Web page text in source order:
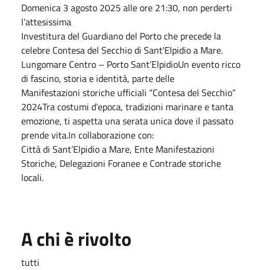
Domenica 3 agosto 2025 alle ore 21:30, non perderti
l’attesissima
Investitura del Guardiano del Porto che precede la
celebre Contesa del Secchio di Sant'Elpidio a Mare.
Lungomare Centro – Porto Sant’ElpidioUn evento ricco
di fascino, storia e identità, parte delle
Manifestazioni storiche ufficiali “Contesa del Secchio”
2024Tra costumi d’epoca, tradizioni marinare e tanta
emozione, ti aspetta una serata unica dove il passato
prende vita.In collaborazione con:
Città di Sant’Elpidio a Mare, Ente Manifestazioni
Storiche, Delegazioni Foranee e Contrade storiche
locali.
A chi è rivolto
tutti